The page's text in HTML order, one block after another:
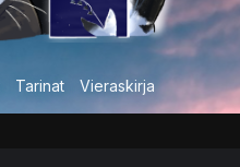
Tarinat Vieraskirja